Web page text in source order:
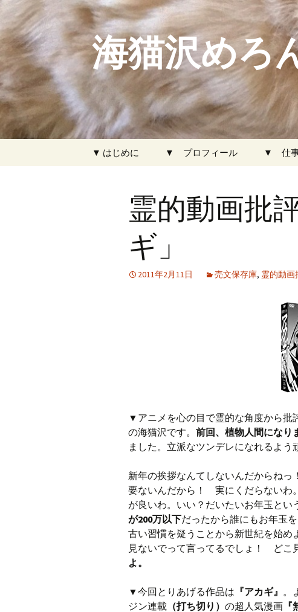
海猫沢めろ
▼ はじめに ▼ プロフィール ▼ 仕
霊的動画批
ギ」
2011年2月11日 売文保存庫, 霊的動画
▼アニメを心の目で霊的な角度から批
の海猫沢です。 前回、植物人間になり
ました。立派なツンデレになれるよう
新年の挨拶なんてしないんだからね
要ないんだから！ 実にくだらないわ
が良いわ。いい？だいたいお年玉とい
が200万以下だったから誰にもお年玉
古い習慣を疑うことから新世紀を始
見ないでって言ってるでしょ！ ど
よ。
▼今回とりあげる作品は 『アカギ』 。
ジン連載 （打ち切り） の超人気漫画